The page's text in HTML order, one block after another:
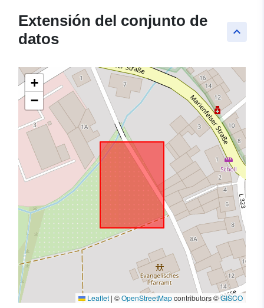
keyboard_arrow_up
Extensión del conjunto de
datos
+
−
Leaflet | ©OpenStreetMapcontributors ©GISCO